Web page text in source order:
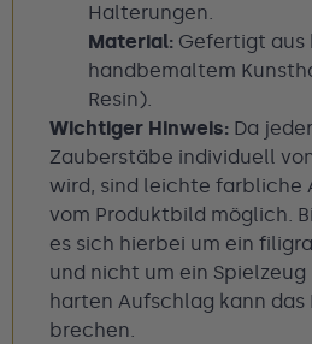
Halterungen.
Material: Gefertigt aus
handbemaltem
Resin).
Wichtiger Hinweis: Da
Zauberstäbe individuell
wird, sind leichte farbliche
vom Produktbild möglich.
es sich hierbei um ein
und nicht um ein
harten Aufschlag kann das
brechen.